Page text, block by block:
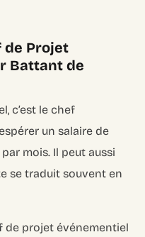
de Projet
Battant de
c’est le chef
un salaire de
mois. Il peut aussi
se traduit souvent en
de projet événementiel